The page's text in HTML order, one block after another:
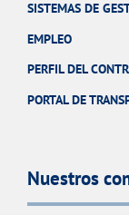
SISTEMAS DE
EMPLEO
PERFIL DEL
PORTAL DE
Nuestros